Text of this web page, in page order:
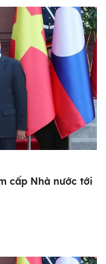
cấp Nhà nước tới